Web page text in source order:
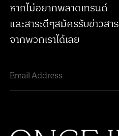
หากไม่อยากพลาดเทรนด์
และสาระดีๆสมัครรับข่าวสาร
จากพวกเราได้เลย